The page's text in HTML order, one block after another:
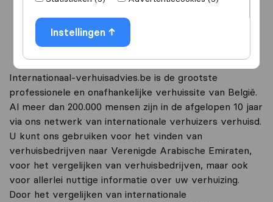
Instellingen Ga verder
Internationaal-verhuisadvies.be is de grootste
professionele en onafhankelijke verhuissite van België.
Al meer dan 200.000 mensen zijn in de afgelopen 10 jaar
via ons netwerk van internationale verhuizers verhuisd.
U kunt ons gebruiken voor het vinden van
verhuisbedrijven naar Verenigde Arabische Emiraten,
voor het vergelijken van verhuisbedrijven, maar ook
voor allerlei nuttige informatie over uw verhuizing.
Door het vergelijken van internationale